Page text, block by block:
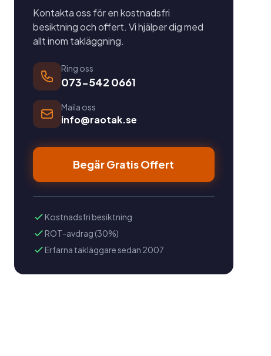
Kontakta oss för en kostnadsfri
besiktning och offert. Vi hjälper dig med
allt inom takläggning.
Ring oss
073-542 0661
Maila oss
info@raotak.se
Begär Gratis Offert
Kostnadsfri besiktning
ROT-avdrag (30%)
Erfarna takläggare sedan 2007